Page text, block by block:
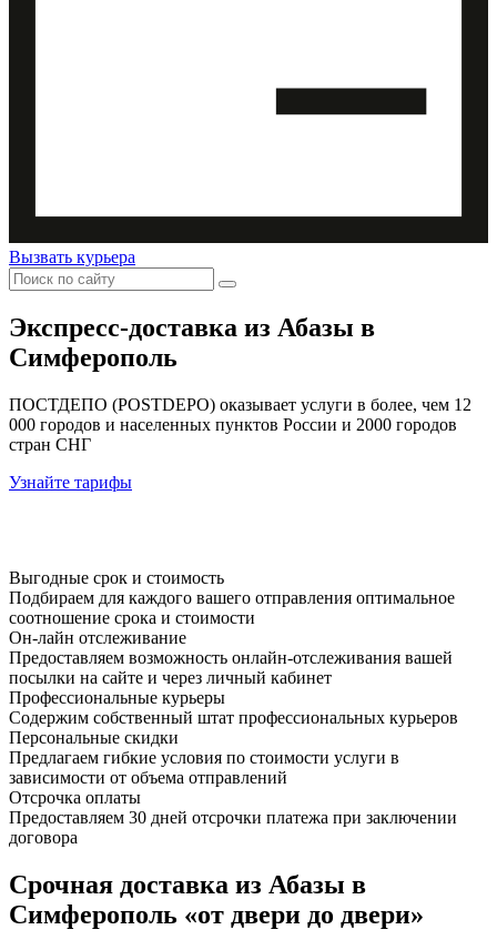
Вызвать курьера
Экспресс-доставка из Абазы в
Симферополь
ПОСТДЕПО (POSTDEPO) оказывает услуги в более, чем 12
000 городов и населенных пунктов России и 2000 городов
стран СНГ
Узнайте тарифы
Выгодные срок и стоимость
Подбираем для каждого вашего отправления оптимальное
соотношение срока и стоимости
Он-лайн отслеживание
Предоставляем возможность онлайн-отслеживания вашей
посылки на сайте и через личный кабинет
Профессиональные курьеры
Содержим собственный штат профессиональных курьеров
Персональные скидки
Предлагаем гибкие условия по стоимости услуги в
зависимости от объема отправлений
Отсрочка оплаты
Предоставляем 30 дней отсрочки платежа при заключении
договора
Срочная доставка из Абазы в
Симферополь «от двери до двери»